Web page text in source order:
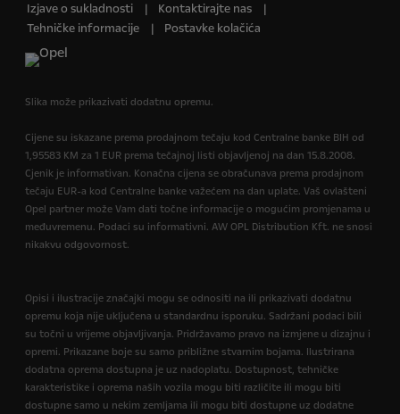
Izjave o sukladnosti
Kontaktirajte nas
Tehničke informacije
Postavke kolačića
Slika može prikazivati dodatnu opremu.
Cijene su iskazane prema prodajnom tečaju kod Centralne banke BIH od
1,95583 KM za 1 EUR prema tečajnoj listi objavljenoj na dan 15.8.2008.
Cjenik je informativan. Konačna cijena se obračunava prema prodajnom
tečaju EUR-a kod Centralne banke važećem na dan uplate. Vaš ovlašteni
Opel partner može Vam dati točne informacije o mogućim promjenama u
međuvremenu. Podaci su informativni. AW OPL Distribution Kft. ne snosi
nikakvu odgovornost.
Opisi i ilustracije značajki mogu se odnositi na ili prikazivati dodatnu
opremu koja nije uključena u standardnu isporuku. Sadržani podaci bili
su točni u vrijeme objavljivanja. Pridržavamo pravo na izmjene u dizajnu i
opremi. Prikazane boje su samo približne stvarnim bojama. Ilustrirana
dodatna oprema dostupna je uz nadoplatu. Dostupnost, tehničke
karakteristike i oprema naših vozila mogu biti različite ili mogu biti
dostupne samo u nekim zemljama ili mogu biti dostupne uz dodatne